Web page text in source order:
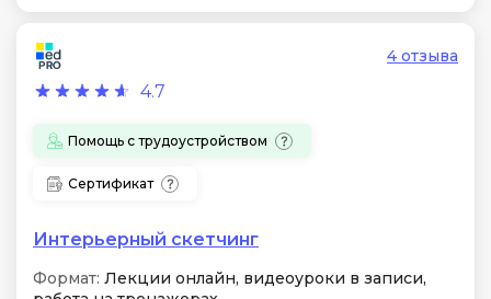
4.7
4 отзыва
Помощь с трудоустройством
Сертификат
Интерьерный скетчинг
Формат: Лекции онлайн, видеоуроки в записи,